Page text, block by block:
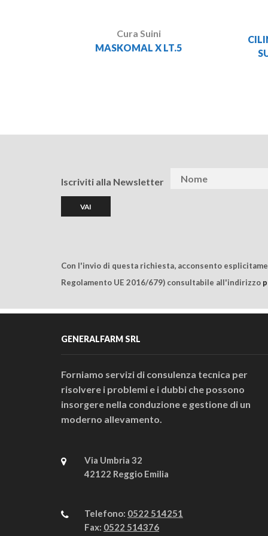
Cura Suini
MASKOMAL X LT.5
Iscriviti alla Newsletter
Con l'invio di questa richiesta, acconsento
Regolamento UE 2016/679) consultabile all'indirizzo
GENERALFARM SRL
Forniamo servizi di consulenza tecnica per
risolvere i problemi e i dubbi che possono
insorgere nella conduzione e gestione di un
moderno allevamento.
Via Umbria 32
42122 Reggio Emilia
Telefono: 0522 514251
Fax: 0522 514376